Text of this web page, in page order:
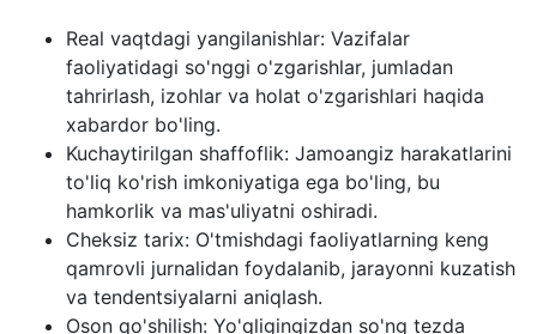
Real vaqtdagi yangilanishlar: Vazifalar
faoliyatidagi so'nggi o'zgarishlar, jumladan
tahrirlash, izohlar va holat o'zgarishlari haqida
xabardor bo'ling.
Kuchaytirilgan shaffoflik: Jamoangiz harakatlarini
to'liq ko'rish imkoniyatiga ega bo'ling, bu
hamkorlik va mas'uliyatni oshiradi.
Cheksiz tarix: O'tmishdagi faoliyatlarning keng
qamrovli jurnalidan foydalanib, jarayonni kuzatish
va tendentsiyalarni aniqlash.
Oson qo'shilish: Yo'qligingizdan so'ng tezda